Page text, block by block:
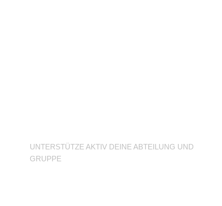
UNTERSTÜTZE AKTIV DEINE ABTEILUNG UND
GRUPPE